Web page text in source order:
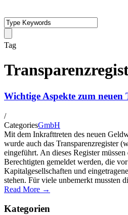
Tag
Wichtige Aspekte zum neuen
/
CategoriesGmbH
Mit dem Inkrafttreten des neuen
wurde auch das Transparenzregister
eingeführt. An dieses Register
Berechtigten gemeldet werden, die
Kapitalgesellschaften und
stehen. Für viele unbemerkt mussten
Read More →
Kategorien